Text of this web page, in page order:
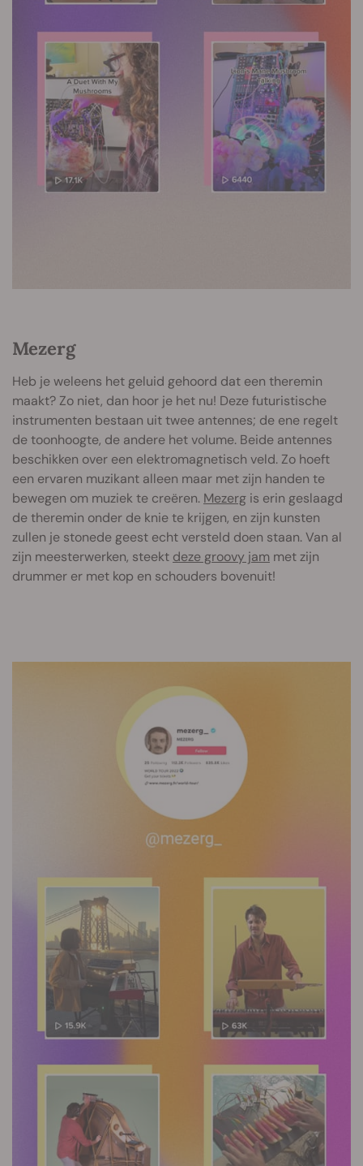
Mezerg
Heb je weleens het geluid gehoord dat een theremin
maakt? Zo niet, dan hoor je het nu! Deze futuristische
instrumenten bestaan uit twee antennes; de ene regelt
de toonhoogte, de andere het volume. Beide antennes
beschikken over een elektromagnetisch veld. Zo hoeft
een ervaren muzikant alleen maar met zijn handen te
bewegen om muziek te creëren. Mezerg is erin geslaagd
de theremin onder de knie te krijgen, en zijn kunsten
zullen je stonede geest echt versteld doen staan. Van al
zijn meesterwerken, steekt deze groovy jam met zijn
drummer er met kop en schouders bovenuit!